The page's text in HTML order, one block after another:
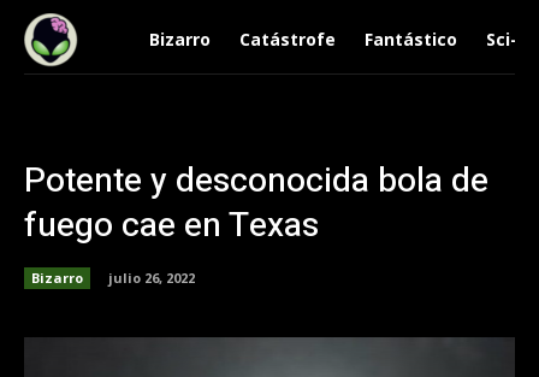
Bizarro Catástrofe Fantástico Sci-Fi
Potente y desconocida bola de
fuego cae en Texas
Bizarro julio 26, 2022